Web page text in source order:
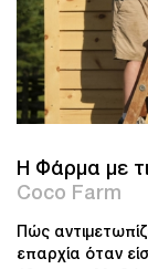
H Φάρμα με
Coco Farm
Πώς
επαρχία όταν